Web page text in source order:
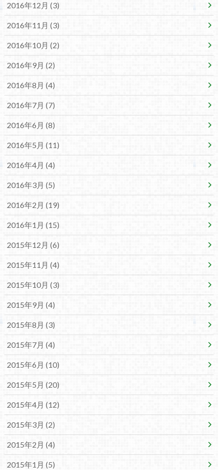
2016年12月 (3)
2016年11月 (3)
2016年10月 (2)
2016年9月 (2)
2016年8月 (4)
2016年7月 (7)
2016年6月 (8)
2016年5月 (11)
2016年4月 (4)
2016年3月 (5)
2016年2月 (19)
2016年1月 (15)
2015年12月 (6)
2015年11月 (4)
2015年10月 (3)
2015年9月 (4)
2015年8月 (3)
2015年7月 (4)
2015年6月 (10)
2015年5月 (20)
2015年4月 (12)
2015年3月 (2)
2015年2月 (4)
2015年1月 (5)